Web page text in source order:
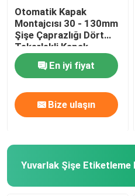
kare şişe etiketleme
Düz Yüzey Etiketleme
Çanta Etiketleme Makinası
Baskı Etiketleme Makinesi
Otomatik Kapak
Montajcısı 30 - 130mm
Şişe Çaprazlığı Dört
Tekerlekli Kapak
Makinesi
En iyi fiyat
Bize ulaşın
Yuvarlak Şişe Etiketleme